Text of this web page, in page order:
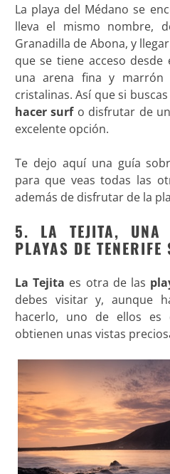
La playa del Médano se
lleva el mismo nombre,
Granadilla de Abona, y
que se tiene acceso
una arena fina y marrón
cristalinas. Así que si buscas
hacer surfo disfrutar de
excelente opción.
Te dejo aquí una guía
para que veas todas las
además de disfrutar de la
5. LA TEJITA, UNA
PLAYAS DE TENERIFE
La Tejita es otra de las
debes visitar y, aunque
hacerlo, uno de ellos es
obtienen unas vistas